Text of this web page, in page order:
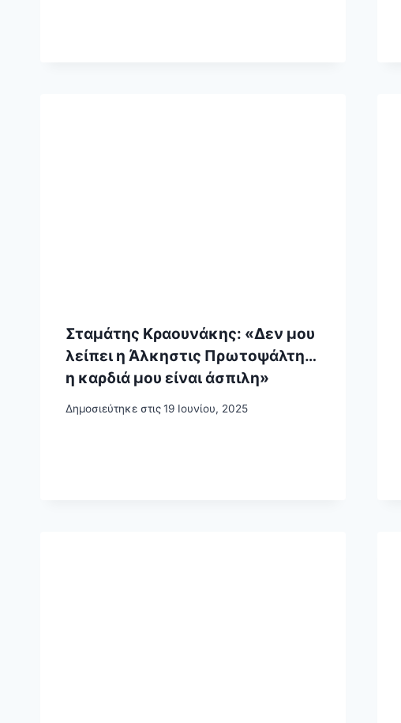
Σταμάτης Κραουνάκης: «Δεν μου
λείπει η Άλκηστις Πρωτοψάλτη…
η καρδιά μου είναι άσπιλη»
Δημοσιεύτηκε στις19 Ιουνίου, 2025